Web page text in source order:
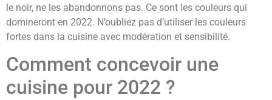
le noir, ne les abandonnons pas. Ce sont les couleurs qui
domineront en 2022. N’oubliez pas d’utiliser les couleurs
fortes dans la cuisine avec modération et sensibilité.
Comment concevoir une
cuisine pour 2022 ?